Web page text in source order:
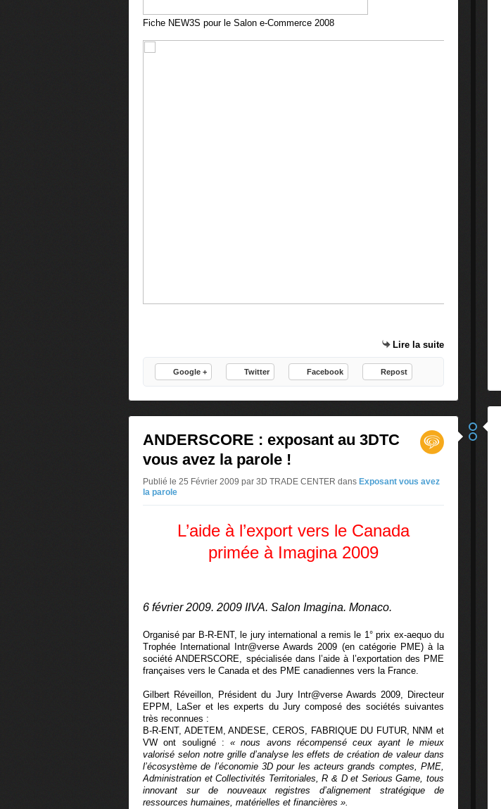
Fiche NEW3S pour le Salon e-Commerce 2008
Lire la suite
Google + Twitter Facebook Repost
ANDERSCORE : exposant au 3DTC
vous avez la parole !
Publié le 25 Février 2009 par 3D TRADE CENTER dans Exposant vous avez
la parole
L’aide à l’export vers le Canada
primée à Imagina 2009
6 février 2009. 2009 IIVA. Salon Imagina. Monaco.
Organisé par B-R-ENT, le jury international a remis le 1° prix ex-aequo du
Trophée International Intr@verse Awards 2009 (en catégorie PME) à la
société ANDERSCORE, spécialisée dans l’aide à l’exportation des PME
françaises vers le Canada et des PME canadiennes vers la France.
Gilbert Réveillon, Président du Jury Intr@verse Awards 2009, Directeur
EPPM, LaSer et les experts du Jury composé des sociétés suivantes
très reconnues :
B-R-ENT, ADETEM, ANDESE, CEROS, FABRIQUE DU FUTUR, NNM et
VW ont souligné :« nous avons récompensé ceux ayant le mieux
valorisé selon notre grille d’analyse les effets de création de valeur dans
l’écosystème de l’économie 3D pour les acteurs grands comptes, PME,
Administration et Collectivités Territoriales, R & D et Serious Game, tous
innovant sur de nouveaux registres d’alignement stratégique de
ressources humaines, matérielles et financières ».